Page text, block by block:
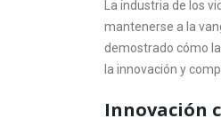
y
el
La industria de los
mantenerse a la
demostrado cómo
la innovación y
Innovación